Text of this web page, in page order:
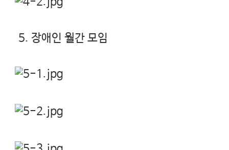
5. 장애인 월간 모임